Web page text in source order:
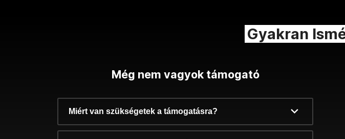
Gyakran
Még nem vagyok támogató
Miért van szükségetek a támogatásra?